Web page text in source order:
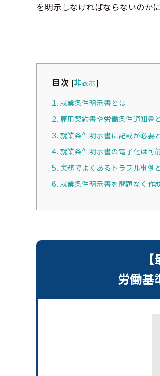
を明示しなければならないのか
目次 [非表示]
1. 就業条件明示書とは
2. 雇用契約書や労働条件通知書
3. 就業条件明示書に記載が必要
4. 就業条件明示書の電子化は可
5. 実務でよくあるトラブル事例
6. 就業条件明示書を問題なく作
労働基